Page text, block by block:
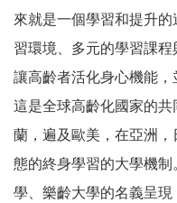
來就是一個學習和提升
習環境、多元的學習課程
讓高齡者活化身心機能，
這是全球高齡化國家的
蘭，遍及歐美，在亞洲
態的終身學習的大學機
學、樂齡大學的名義呈